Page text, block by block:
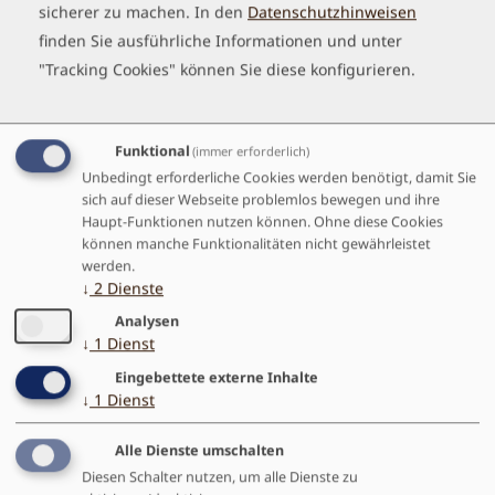
Offside Vorwärtschlag, Dynamische & Statische
Ziehschläge vorne und mittig (Onside & Offside)
Strömungslehre | Kehrwasser ein- und
ausfahren üben | Richtig Kanten | Seilfähre
vorwärts
effiziente Paddeltechnik schulen wir durch das
Zusammenspiel von Paddler – Open Canoe –
Strömung
Führen von Gruppen auf dem Fluss
Gefahrenstellen erkennen und absichern |
sicher fahren | sicheres Schwimmen in der
Strömung | T-Bergung | Retten mit dem
Wurfsack |
sicherer zu machen. In den Datenschutzhinweisen
finden Sie ausführliche Informationen und unter
"Tracking Cookies" können Sie diese konfigurieren.
Funktional (immer erforderlich)
Unbedingt erforderliche Cookies werden benötigt, damit Sie
sich auf dieser Webseite problemlos bewegen und ihre
Haupt-Funktionen nutzen können. Ohne diese Cookies
können manche Funktionalitäten nicht gewährleistet
werden.
↓ 2 Dienste
Analysen
↓ 1 Dienst
Eingebettete externe Inhalte
↓ 1 Dienst
Alle Dienste umschalten
Diesen Schalter nutzen, um alle Dienste zu